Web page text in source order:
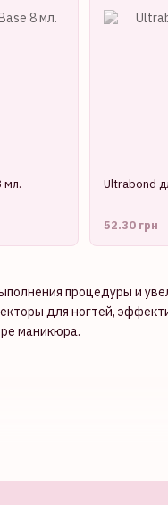
процедуры и
для ногтей,
маникюра.
мл. Ultrabond
52.30 грн